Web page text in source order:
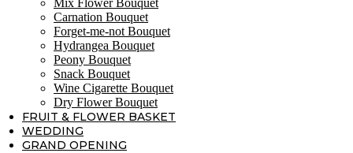
Mix Flower Bouquet
Carnation Bouquet
Forget-me-not Bouquet
Hydrangea Bouquet
Peony Bouquet
Snack Bouquet
Wine Cigarette Bouquet
Dry Flower Bouquet
FRUIT & FLOWER BASKET
WEDDING
GRAND OPENING